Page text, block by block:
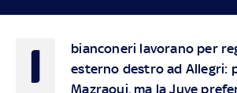
I
bianconeri lavorano per
esterno destro ad Allegri:
Mazraoui, ma la Juve